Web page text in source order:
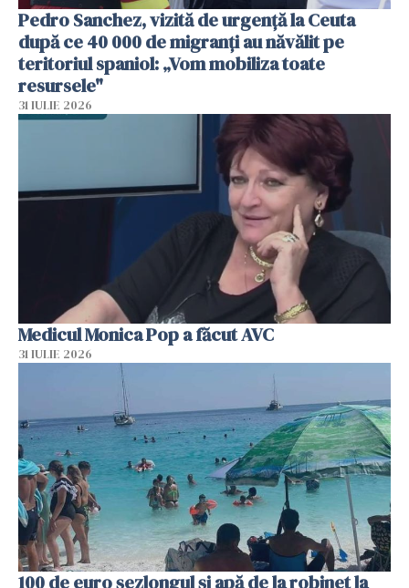
Pedro Sanchez, vizită de urgență la Ceuta
după ce 40 000 de migranți au năvălit pe
teritoriul spaniol: „Vom mobiliza toate
resursele"
31 IULIE 2026
Medicul Monica Pop a făcut AVC
31 IULIE 2026
100 de euro șezlongul și apă de la robinet la